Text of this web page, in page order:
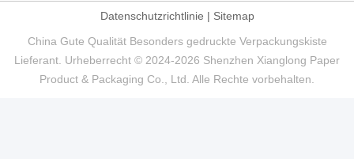
Datenschutzrichtlinie | Sitemap
China Gute Qualität Besonders gedruckte Verpackungskiste
Lieferant. Urheberrecht © 2024-2026 Shenzhen Xianglong Paper
Product & Packaging Co., Ltd. Alle Rechte vorbehalten.